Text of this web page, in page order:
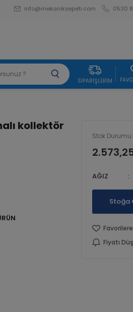
info@mekaniksepeti.com 0530
SIPARIŞLERIM
kollektör
Stok Durumu:
AĞIZ
Stoğa
Favorilere
Fiyatı